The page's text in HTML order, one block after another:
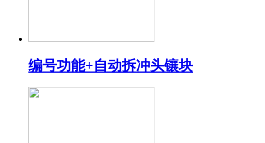
编号功能+自动拆冲头镶块